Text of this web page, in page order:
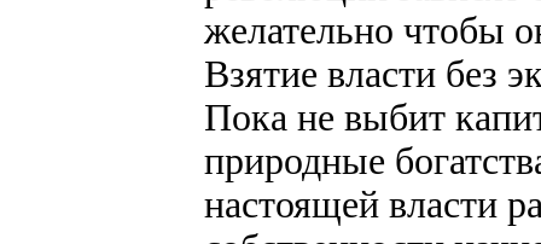
желательно чтобы
Взятие власти без
Пока не выбит
природные
настоящей власти